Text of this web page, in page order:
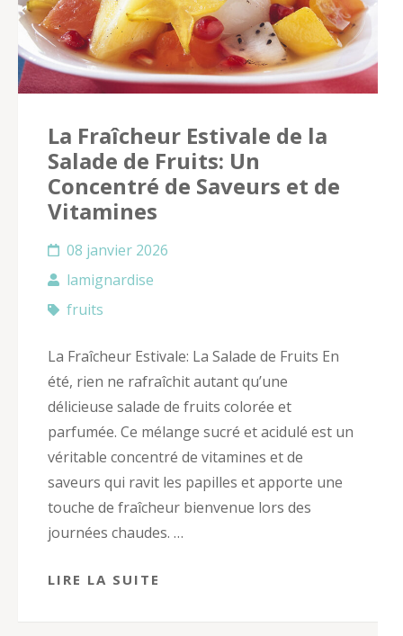
La Fraîcheur Estivale de la
Salade de Fruits: Un
Concentré de Saveurs et de
Vitamines
08 janvier 2026
lamignardise
fruits
La Fraîcheur Estivale: La Salade de Fruits En
été, rien ne rafraîchit autant qu’une
délicieuse salade de fruits colorée et
parfumée. Ce mélange sucré et acidulé est un
véritable concentré de vitamines et de
saveurs qui ravit les papilles et apporte une
touche de fraîcheur bienvenue lors des
journées chaudes. …
LIRE LA SUITE